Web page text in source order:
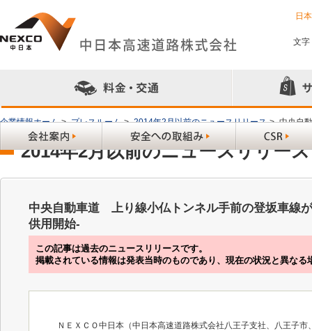
日
文字
企業情報ホーム > プレスルーム > 2014年2月以前のニュースリリース > 中央自
2014年2月以前のニュースリリース
中央自動車道 上り線小仏トンネル手前の登坂車線
供用開始-
この記事は過去のニュースリリースです。
掲載されている情報は発表当時のものであり、現在の状況と異なる
ＮＥＸＣＯ中日本（中日本高速道路株式会社八王子支社、八王子